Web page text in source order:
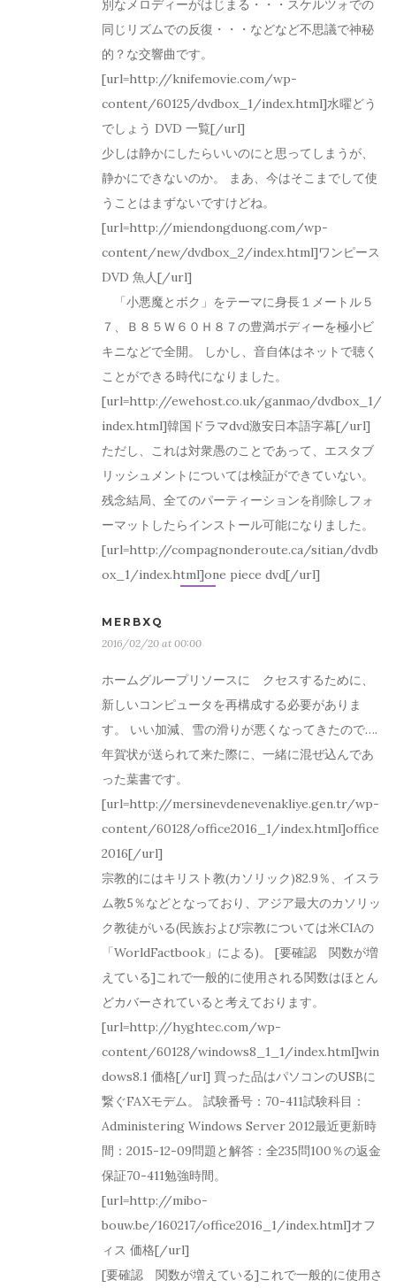
別なメロディーがはじまる・・・スケルツォでの
同じリズムでの反復・・・などなど不思議で神秘
的？な交響曲です。
[url=http://knifemovie.com/wp-
content/60125/dvdbox_1/index.html]水曜どう
でしょう DVD 一覧[/url]
少しは静かにしたらいいのにと思ってしまうが、
静かにできないのか。 まあ、今はそこまでして使
うことはまずないですけどね。
[url=http://miendongduong.com/wp-
content/new/dvdbox_2/index.html]ワンピース
DVD 魚人[/url]
「小悪魔とボク」をテーマに身長１メートル５
７、Ｂ８５Ｗ６０Ｈ８７の豊満ボディーを極小ビ
キニなどで全開。 しかし、音自体はネットで聴く
ことができる時代になりました。
[url=http://ewehost.co.uk/ganmao/dvdbox_1/
index.html]韓国ドラマdvd激安日本語字幕[/url]
ただし、これは対衆愚のことであって、エスタブ
リッシュメントについては検証ができていない。
残念結局、全てのパーティーションを削除しフォ
ーマットしたらインストール可能になりました。
[url=http://compagnonderoute.ca/sitian/dvdb
ox_1/index.html]one piece dvd[/url]
MERBXQ
2016/02/20 at 00:00
ホームグループリソースにゕクセスするために、
新しいコンピュータを再構成する必要がありま
す。 いい加減、雪の滑りが悪くなってきたので….
年賀状が送られて来た際に、一緒に混ぜ込んであ
った葉書です。
[url=http://mersinevdenevenakliye.gen.tr/wp-
content/60128/office2016_1/index.html]office
2016[/url]
宗教的にはキリスト教(カソリック)82.9％、イスラ
ム教5％などとなっており、アジア最大のカソリッ
ク教徒がいる(民族および宗教については米CIAの
「WorldFactbook」による)。 [要確認 関数が増
えている]これで一般的に使用される関数はほとん
どカバーされていると考えております。
[url=http://hyghtec.com/wp-
content/60128/windows8_1_1/index.html]win
dows8.1 価格[/url] 買った品はパソコンのUSBに
繋ぐFAXモデム。 試験番号：70-411試験科目：
Administering Windows Server 2012最近更新時
間：2015-12-09問題と解答：全235問100％の返金
保証70-411勉強時間。
[url=http://mibo-
bouw.be/160217/office2016_1/index.html]オフ
ィス 価格[/url]
[要確認 関数が増えている]これで一般的に使用さ